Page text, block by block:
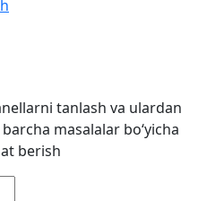
tanlash va ulardan
masalalar bo‘yicha
berish